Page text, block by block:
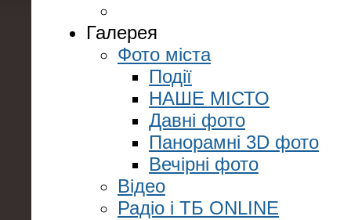
Галерея
Фото міста
Події
НАШЕ МІСТО
Давні фото
Панорамні 3D фото
Вечірні фото
Відео
Радіо і ТБ ONLINE